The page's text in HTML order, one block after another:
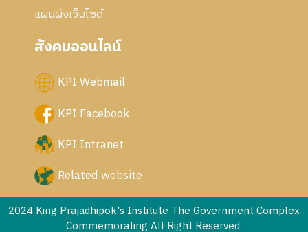
แผนผังเว็บไซด์
สังคมออนไลน์
KPI Webmail
KPI Facebook
KPI Intranet
Related website
2024 King Prajadhipok's Institute The Government Complex
Commemorating All Right Reserved.